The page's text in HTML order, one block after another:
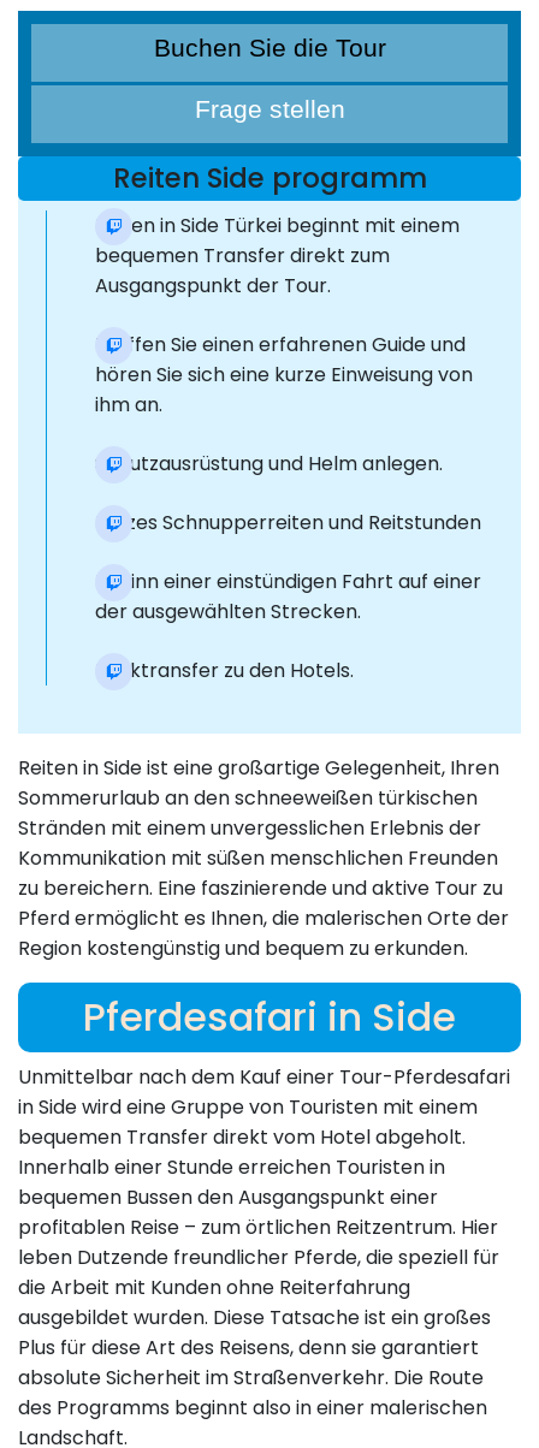
Buchen Sie die Tour
Frage stellen
Reiten Side programm
Reiten in Side Türkei beginnt mit einem
bequemen Transfer direkt zum
Ausgangspunkt der Tour.
Treffen Sie einen erfahrenen Guide und
hören Sie sich eine kurze Einweisung von
ihm an.
Schutzausrüstung und Helm anlegen.
Kurzes Schnupperreiten und Reitstunden
Beginn einer einstündigen Fahrt auf einer
der ausgewählten Strecken.
Rücktransfer zu den Hotels.
Reiten in Side ist eine großartige Gelegenheit, Ihren
Sommerurlaub an den schneeweißen türkischen
Stränden mit einem unvergesslichen Erlebnis der
Kommunikation mit süßen menschlichen Freunden
zu bereichern. Eine faszinierende und aktive Tour zu
Pferd ermöglicht es Ihnen, die malerischen Orte der
Region kostengünstig und bequem zu erkunden.
Pferdesafari in Side
Unmittelbar nach dem Kauf einer Tour-Pferdesafari
in Side wird eine Gruppe von Touristen mit einem
bequemen Transfer direkt vom Hotel abgeholt.
Innerhalb einer Stunde erreichen Touristen in
bequemen Bussen den Ausgangspunkt einer
profitablen Reise – zum örtlichen Reitzentrum. Hier
leben Dutzende freundlicher Pferde, die speziell für
die Arbeit mit Kunden ohne Reiterfahrung
ausgebildet wurden. Diese Tatsache ist ein großes
Plus für diese Art des Reisens, denn sie garantiert
absolute Sicherheit im Straßenverkehr. Die Route
des Programms beginnt also in einer malerischen
Landschaft.